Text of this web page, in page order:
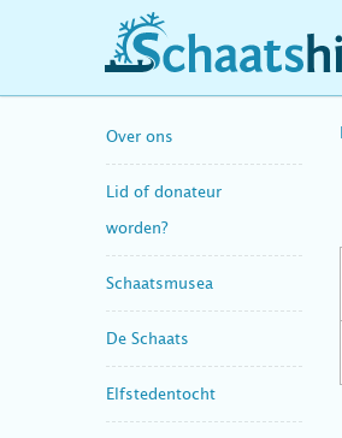
schaatshistorie.nl
Over ons
Lid of donateur
worden?
Schaatsmusea
De Schaats
Elfstedentocht